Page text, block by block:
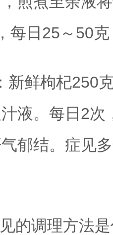
每日25～50
新鲜枸杞250
液。每日2
郁结。症见
的调理方法